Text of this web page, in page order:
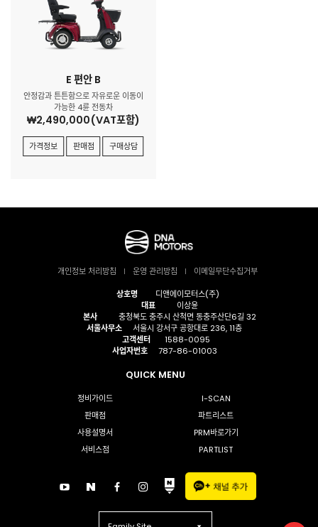
E 편안 B
안정감과 튼튼함으로 자유로운 이동이
가능한 4륜 전동차
₩2,490,000(VAT포함)
가격정보 판매점 구매상담
개인정보 처리방침 운영 관리방침
이메일무단수집거부
상호명
디앤에이모터스(주)
대표
이상윤
본사
충청북도 충주시 산척면 동충주산단6길 32
서울사무소
서울시 강서구 공항대로 236, 11층
고객센터
1588-0095
사업자번호
787-86-01003
QUICK MENU
정비가이드
I-SCAN
판매점
파트리스트
사용설명서
PRM바로가기
서비스점
PARTLIST